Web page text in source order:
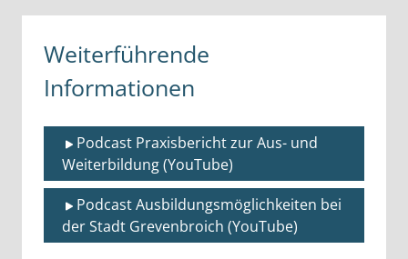
Weiterführende
Informationen
Podcast Praxisbericht zur Aus- und
Weiterbildung (YouTube)
Podcast Ausbildungsmöglichkeiten bei
der Stadt Grevenbroich (YouTube)